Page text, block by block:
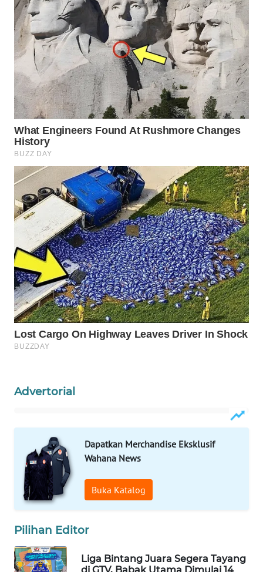
Advertorial
Dapatkan Merchandise Eksklusif
Wahana News
Buka Katalog
Pilihan Editor
Liga Bintang Juara Segera Tayang
WN
PRIANGAN
TIMUR
WN
SEMARANG
WN
SOLO
WN
WN
MADURA
WN
SURABAYA
WN
NATUNA
WN
BINTAN
WN
LABUANBAJO
WN
BORNEO
Media
Group